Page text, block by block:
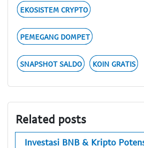
EKOSISTEM CRYPTO
PEMEGANG DOMPET
SNAPSHOT SALDO KOIN GRATIS
Related posts
Investasi BNB & Kripto